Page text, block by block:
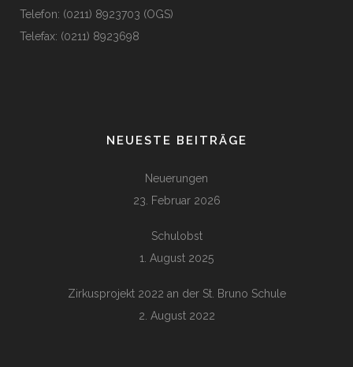
Telefon: (0211) 8923703 (OGS)
Telefax: (0211) 8923698
NEUESTE BEITRÄGE
Neuerungen
23. Februar 2026
Schulobst
1. August 2025
Zirkusprojekt 2022 an der St. Bruno Schule
2. August 2022